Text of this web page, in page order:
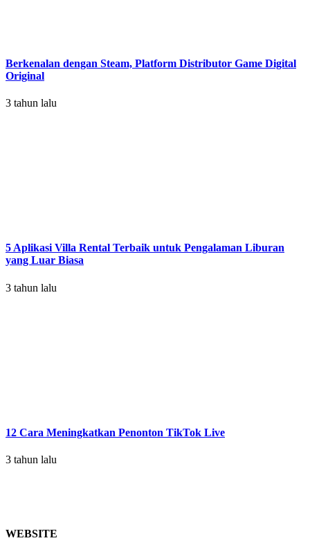
Berkenalan dengan Steam, Platform Distributor Game Digital
Original
3 tahun lalu
5 Aplikasi Villa Rental Terbaik untuk Pengalaman Liburan
yang Luar Biasa
3 tahun lalu
12 Cara Meningkatkan Penonton TikTok Live
3 tahun lalu
WEBSITE